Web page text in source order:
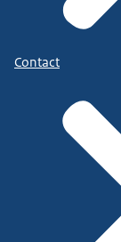
Contact